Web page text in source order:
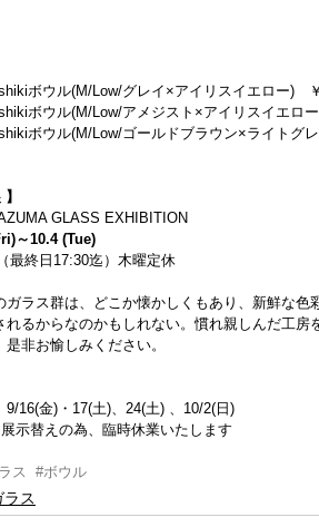
ボウル(M/Low/グレイ×アイリスイエロー)　
ボウル(M/Low/アメジスト×アイリスイエロ
ボウル(M/Low/ゴールドブラウン×ライトグ
GLASS EXHIBITION
～10.4 (Tue)
最終日17:30迄）木曜定休
ガラス群は、どこか懐かしくもあり、新鮮な
れるからなのかもしれない。慣れ親しんだ工
是非お愉しみください。
9/16(金)・17(土)、24(土) 、10/2(日)
示替えの為、臨時休業いたします
ス #ボウル
ラス